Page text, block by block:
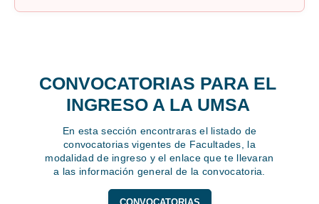
CONVOCATORIAS PARA EL
INGRESO A LA UMSA
En esta sección encontraras el listado de
convocatorias vigentes de Facultades, la
modalidad de ingreso y el enlace que te llevaran
a las información general de la convocatoria.